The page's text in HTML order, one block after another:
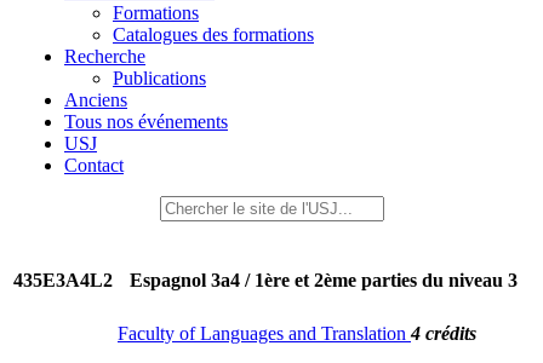
Formations
Catalogues des formations
Recherche
Publications
Anciens
Tous nos événements
USJ
Contact
435E3A4L2 Espagnol 3a4 / 1ère et 2ème parties du niveau 3
Faculty of Languages and Translation4 crédits